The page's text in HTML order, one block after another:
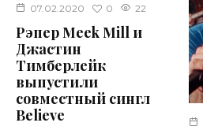
07.02.2020 0 22
Рэпер Meek Mill и
Джастин
Тимберлейк
выпустили
совместный сингл
Believe